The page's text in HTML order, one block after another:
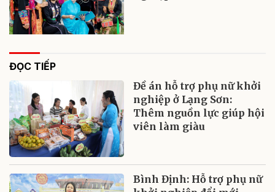
ĐỌC TIẾP
Đề án hỗ trợ phụ nữ khởi
nghiệp ở Lạng Sơn:
Thêm nguồn lực giúp hội
viên làm giàu
Bình Định: Hỗ trợ phụ nữ